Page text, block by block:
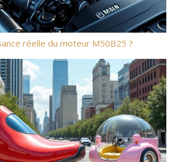
réelle du moteur M50B25 ?